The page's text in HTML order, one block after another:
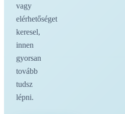
vagy
elérhetőséget
keresel,
innen
gyorsan
tovább
tudsz
lépni.